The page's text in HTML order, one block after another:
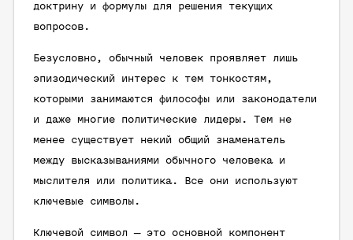
доктрину и формулы для решения текущих
вопросов.
Безусловно, обычный человек проявляет лишь
эпизодический интерес к тем тонкостям,
которыми занимаются философы или законодатели
и даже многие политические лидеры. Тем не
менее существует некий общий знаменатель
между высказываниями обычного человека и
мыслителя или политика. Все они используют
ключевые символы.
Ключевой символ — это основной компонент